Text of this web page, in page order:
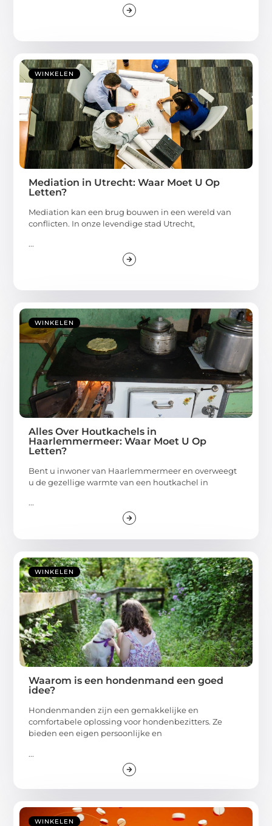
WINKELEN
Mediation in Utrecht: Waar Moet U Op
Letten?
Mediation kan een brug bouwen in een wereld van
conflicten. In onze levendige stad Utrecht,
...
WINKELEN
Alles Over Houtkachels in
Haarlemmermeer: Waar Moet U Op
Letten?
Bent u inwoner van Haarlemmermeer en overweegt
u de gezellige warmte van een houtkachel in
...
WINKELEN
Waarom is een hondenmand een goed
idee?
Hondenmanden zijn een gemakkelijke en
comfortabele oplossing voor hondenbezitters. Ze
bieden een eigen persoonlijke en
...
WINKELEN